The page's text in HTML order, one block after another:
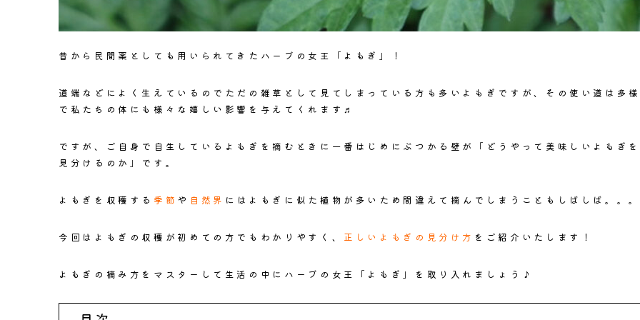
昔から民間薬としても用いられてきた ハーブの女王「よもぎ」 ！
道端などによく生えているのでただの雑草として見てしまっている方も多いよもぎですが、その使い道は多様
で私たちの体にも様々な嬉しい影響を与えてくれます♬
ですが、ご自身で自生しているよもぎを摘むときに一番はじめにぶつかる壁が
「どうやって美味しいよもぎを
見分けるのか」 です。
よもぎを収穫する 季節 や 自然界 には よもぎに似た植物が多いため間違えて摘んでしまうことも しばしば。。。
今回はよもぎの収穫が初めての方でもわかりやすく、 正しいよもぎの見分け方 をご紹介いたします！
よもぎの摘み方をマスターして生活の中にハーブの女王「よもぎ」を取り入れましょう♪